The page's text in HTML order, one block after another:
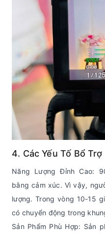
4. Các Yếu Tố Bổ
Năng Lượng Đỉnh Cao:
bằng cảm xúc. Vì vậy,
lượng. Trong vòng 10-15
có chuyển động trong
Sản Phẩm Phù Hợp: Sản